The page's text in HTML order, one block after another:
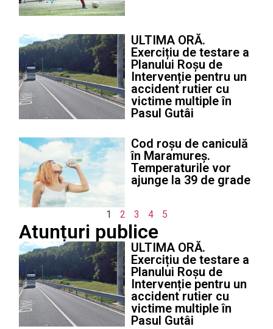
ULTIMA ORĂ.
Exercițiu de testare a
Planului Roșu de
Intervenție pentru un
accident rutier cu
victime multiple în
Pasul Gutâi
Cod roșu de caniculă
în Maramureș.
Temperaturile vor
ajunge la 39 de grade
1 2 3 4 5
Atunțuri publice
ULTIMA ORĂ.
Exercițiu de testare a
Planului Roșu de
Intervenție pentru un
accident rutier cu
victime multiple în
Pasul Gutâi